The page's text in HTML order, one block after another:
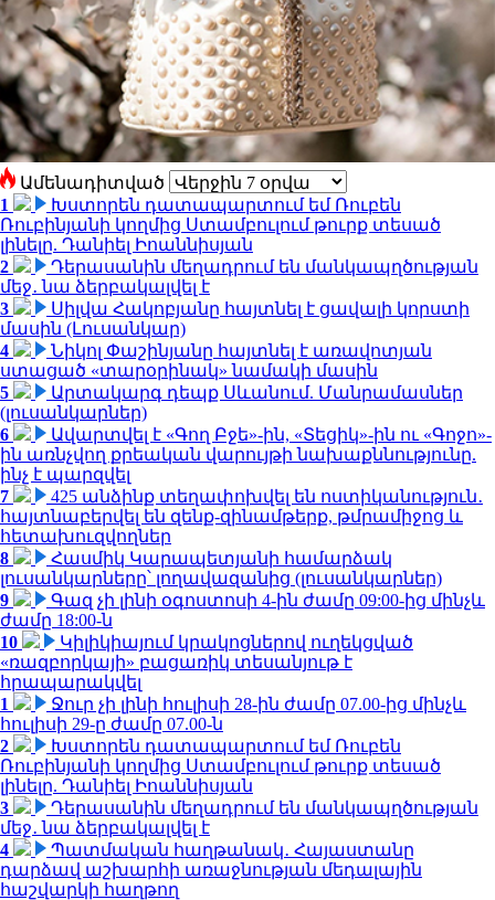
Ամենադիտված
1
Խստորեն դատապարտում եմ Ռուբեն
Ռուբինյանի կողմից Ստամբուլում թուրք տեսած
լինելը. Դանիել Իոաննիսյան
2
Դերասանին մեղադրում են մանկապղծության
մեջ․ նա ձերբակալվել է
3
Սիլվա Հակոբյանը հայտնել է ցավալի կորստի
մասին (Լուսանկար)
4
Նիկոլ Փաշինյանը հայտնել է առավոտյան
ստացած «տարօրինակ» նամակի մասին
5
Արտակարգ դեպք Սևանում. Մանրամասներ
(լուսանկարներ)
6
Ավարտվել է «Գող Բջե»-ին, «Տեցիկ»-ին ու «Գոջո»-
ին առնչվող քրեական վարույթի նախաքննությունը.
ինչ է պարզվել
7
425 անձինք տեղափոխվել են ոստիկանություն․
հայտնաբերվել են զենք-զինամթերք, թմրամիջոց և
հետախուզվողներ
8
Հասմիկ Կարապետյանի համարձակ
լուսանկարները՝ լողավազանից (լուսանկարներ)
9
Գազ չի լինի օգոստոսի 4-ին ժամը 09:00-ից մինչև
ժամը 18:00-ն
10
Կիլիկիայում կրակոցներով ուղեկցված
«ռազբորկայի» բացառիկ տեսանյութ է
հրապարակվել
1
Ջուր չի լինի հուլիսի 28-ին ժամը 07.00-ից մինչև
հուլիսի 29-ը ժամը 07.00-ն
2
Խստորեն դատապարտում եմ Ռուբեն
Ռուբինյանի կողմից Ստամբուլում թուրք տեսած
լինելը. Դանիել Իոաննիսյան
3
Դերասանին մեղադրում են մանկապղծության
մեջ․ նա ձերբակալվել է
4
Պատմական հաղթանակ․ Հայաստանը
դարձավ աշխարհի առաջնության մեդալային
հաշվարկի հաղթող